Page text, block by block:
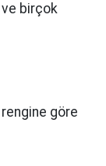
birçok
göre